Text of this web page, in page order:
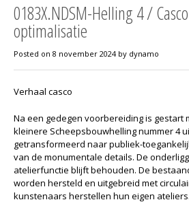
0183X.NDSM-Helling 4 /
optimalisatie
Posted on 8 november 2024by dynamo
Verhaal casco
Na een gedegen voorbereiding is gestart
kleinere Scheepsbouwhelling nummer 4
getransformeerd naar publiek-
van de monumentale details. De
atelierfunctie blijft behouden. De
worden hersteld en uitgebreid met
kunstenaars herstellen hun eigen ateliers.